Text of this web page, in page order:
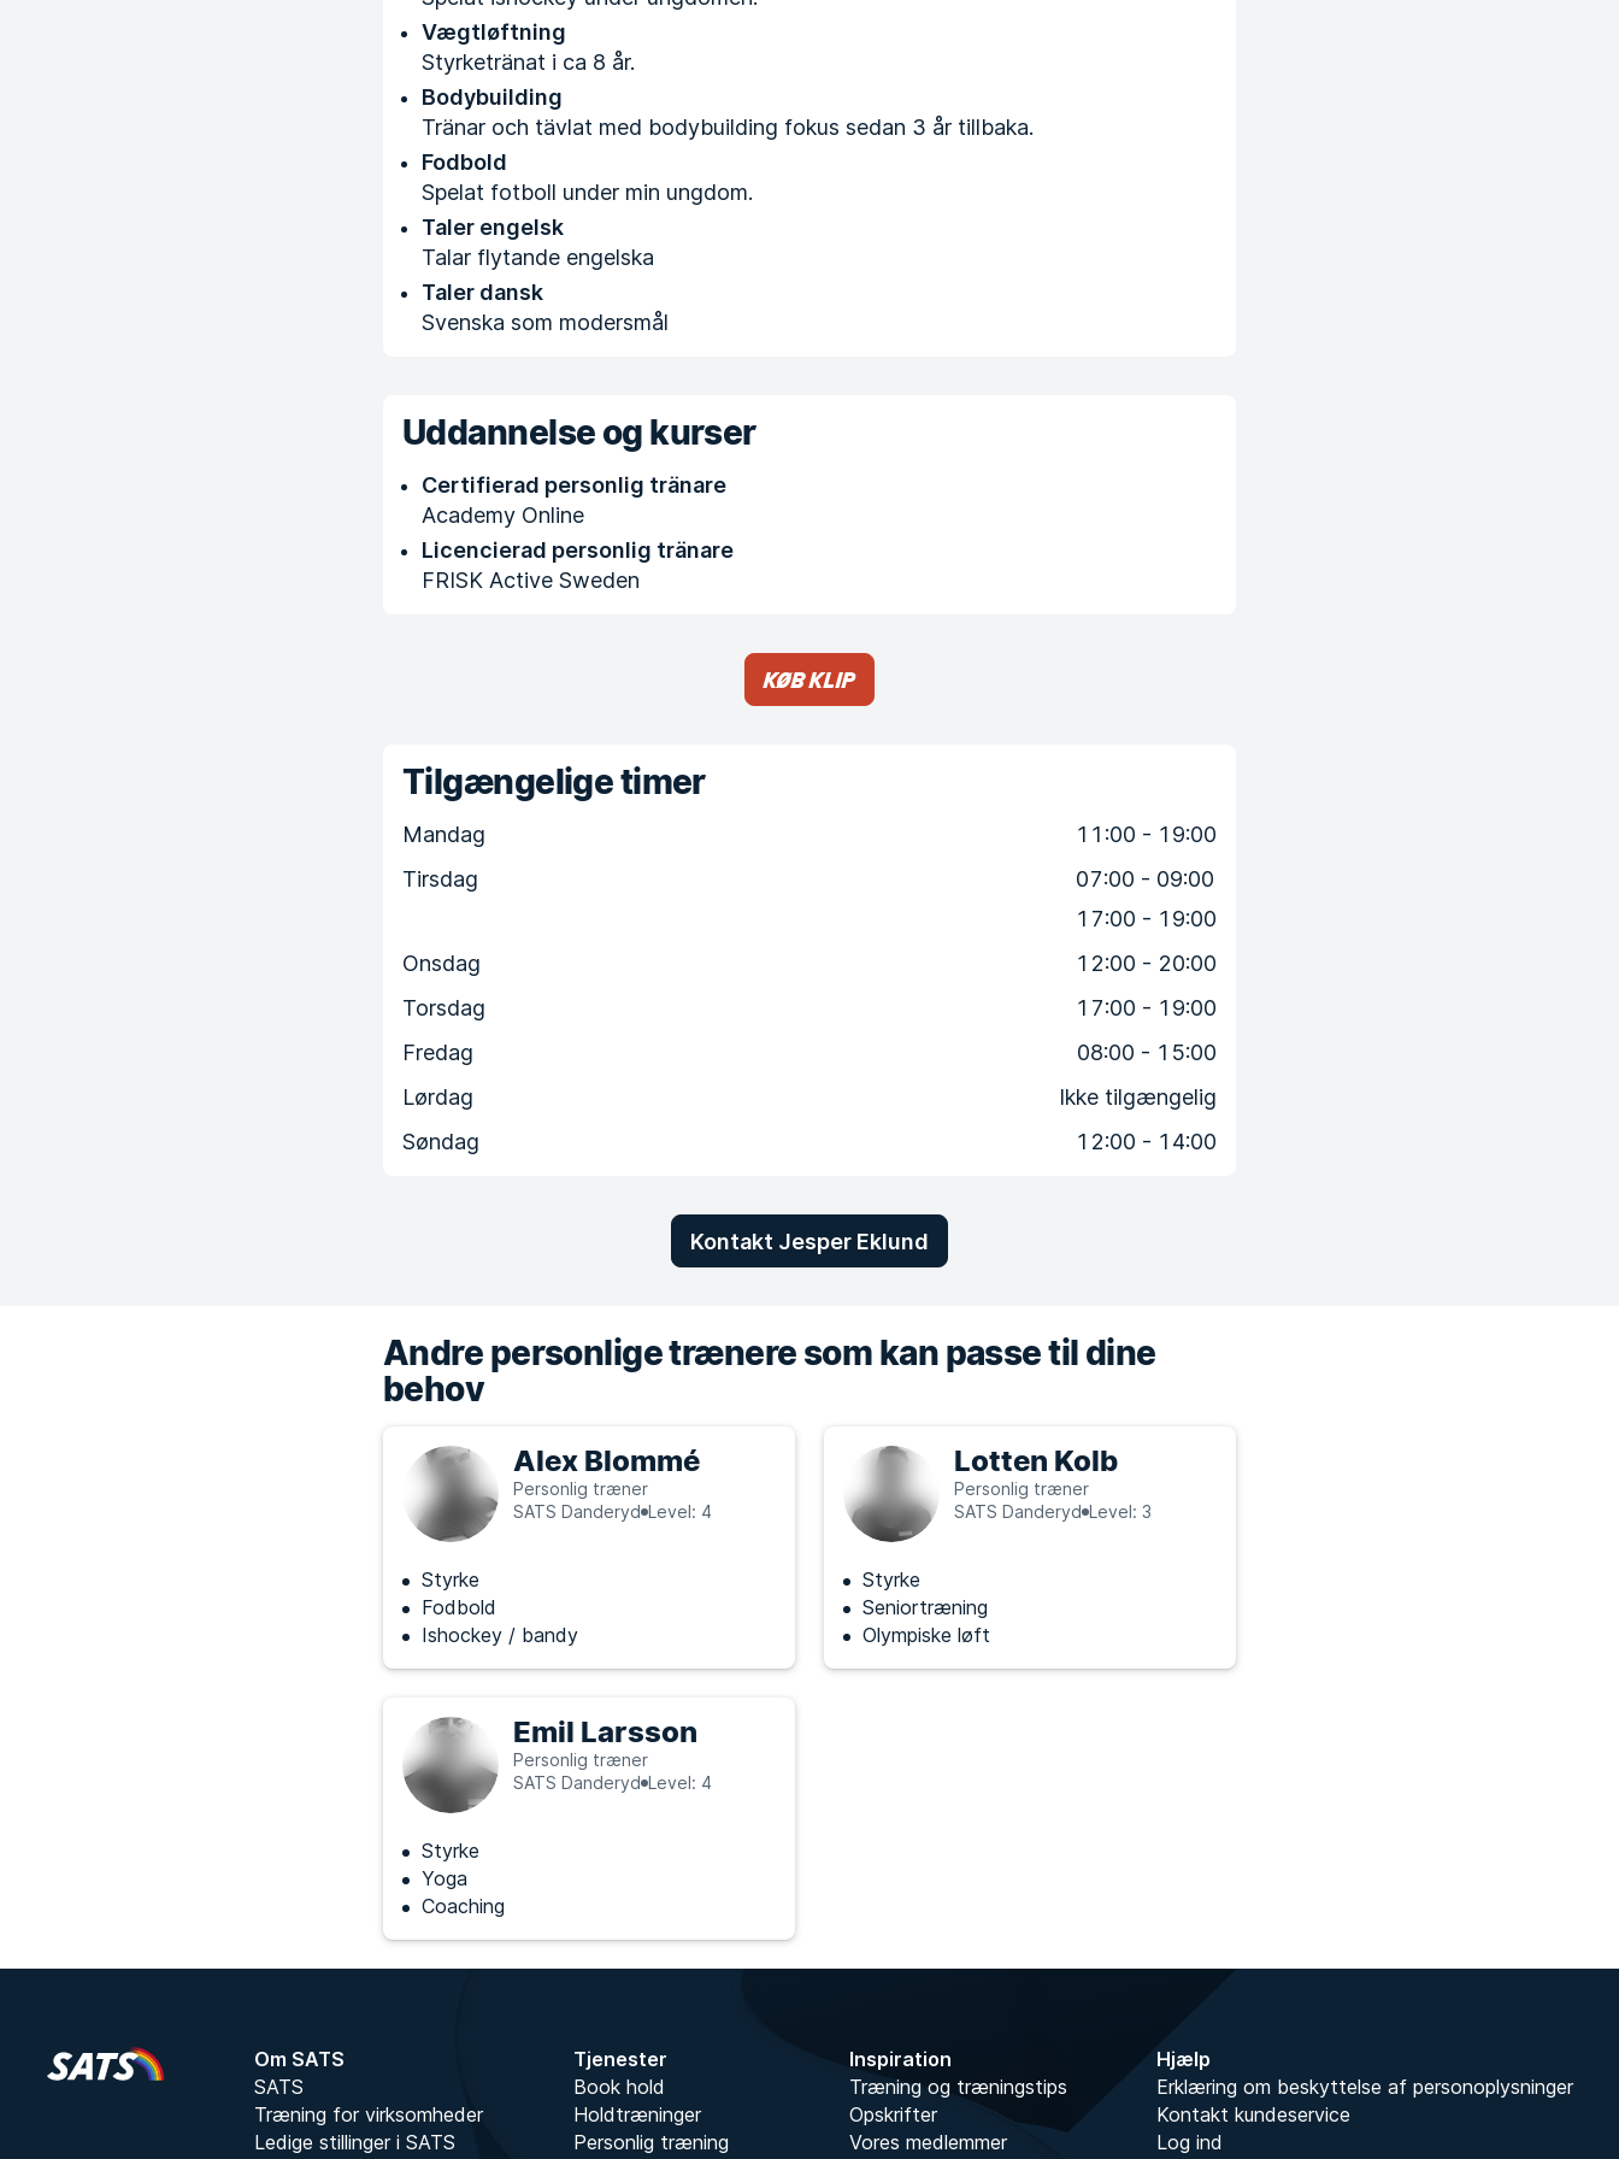
Vægtløftning
Styrketränat i ca 8 år.
Bodybuilding
Tränar och tävlat med bodybuilding fokus sedan 3 år tillbaka.
Fodbold
Spelat fotboll under min ungdom.
Taler engelsk
Talar flytande engelska
Taler dansk
Svenska som modersmål
Uddannelse og kurser
Certifierad personlig tränare
Academy Online
Licencierad personlig tränare
FRISK Active Sweden
Køb klip
Tilgængelige timer
Mandag
11:00 - 19:00
Tirsdag
07:00 - 09:00
17:00 - 19:00
Onsdag
12:00 - 20:00
Torsdag
17:00 - 19:00
Fredag
08:00 - 15:00
Lørdag
Ikke tilgængelig
Søndag
12:00 - 14:00
Kontakt Jesper Eklund
Andre personlige trænere som kan passe til dine
behov
Alex Blommé
Personlig træner
SATS Danderyd Level: 4
Styrke
Fodbold
Ishockey / bandy
Lotten Kolb
Personlig træner
SATS Danderyd Level: 3
Styrke
Seniortræning
Olympiske løft
Emil Larsson
Personlig træner
SATS Danderyd Level: 4
Styrke
Yoga
Coaching
Om SATS
SATS
Træning for virksomheder
Ledige stillinger i SATS
Tjenester
Book hold
Holdtræninger
Personlig træning
Inspiration
Træning og træningstips
Opskrifter
Vores medlemmer
Hjælp
Erklæring om beskyttelse af personoplysninger
Kontakt kundeservice
Log ind